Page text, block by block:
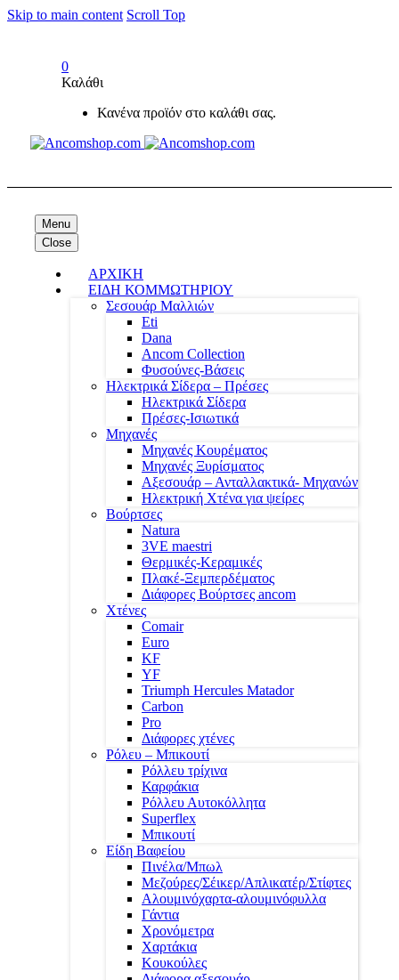
Skip to main content Scroll Top
0
Καλάθι
Κανένα προϊόν στο καλάθι σας.
Menu
Close
ΑΡΧΙΚΗ
ΕΙΔΗ ΚΟΜΜΩΤΗΡΙΟΥ
Σεσουάρ Μαλλιών
Eti
Dana
Ancom Collection
Φυσούνες-Βάσεις
Ηλεκτρικά Σίδερα – Πρέσες
Ηλεκτρικά Σίδερα
Πρέσες-Ισιωτικά
Μηχανές
Μηχανές Κουρέματος
Μηχανές Ξυρίσματος
Αξεσουάρ – Ανταλλακτικά- Μηχανών
Ηλεκτρική Χτένα για ψείρες
Βούρτσες
Natura
3VE maestri
Θερμικές-Κεραμικές
Πλακέ-Ξεμπερδέματος
Διάφορες Βούρτσες ancom
Χτένες
Comair
Euro
KF
YF
Triumph Hercules Matador
Carbon
Pro
Διάφορες χτένες
Ρόλευ – Μπικουτί
Ρόλλευ τρίχινα
Καρφάκια
Ρόλλευ Αυτοκόλλητα
Superflex
Μπικουτί
Είδη Βαφείου
Πινέλα/Μπωλ
Μεζούρες/Σέικερ/Απλικατέρ/Στίφτες
Αλουμινόχαρτα-αλουμινόφυλλα
Γάντια
Χρονόμετρα
Χαρτάκια
Κουκούλες